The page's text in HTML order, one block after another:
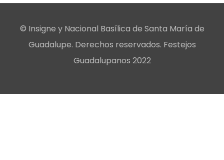
© Insigne y Nacional Basílica de Santa María de
Guadalupe. Derechos reservados. Festejos
Guadalupanos 2022